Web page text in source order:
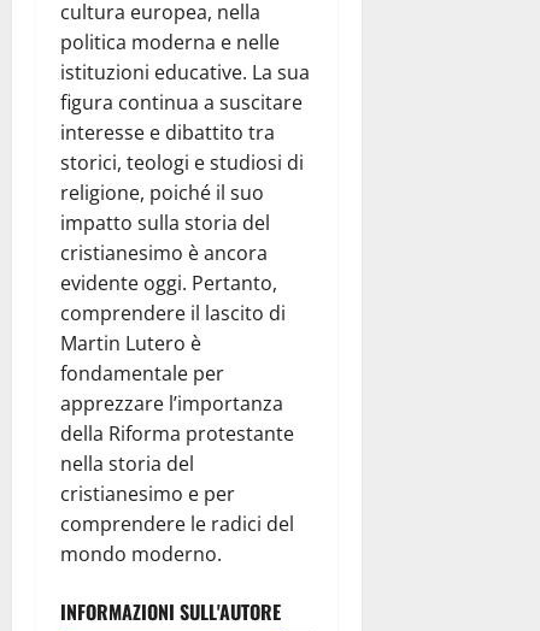
cultura europea, nella
politica moderna e nelle
istituzioni educative. La sua
figura continua a suscitare
interesse e dibattito tra
storici, teologi e studiosi di
religione, poiché il suo
impatto sulla storia del
cristianesimo è ancora
evidente oggi. Pertanto,
comprendere il lascito di
Martin Lutero è
fondamentale per
apprezzare l’importanza
della Riforma protestante
nella storia del
cristianesimo e per
comprendere le radici del
mondo moderno.
INFORMAZIONI SULL'AUTORE